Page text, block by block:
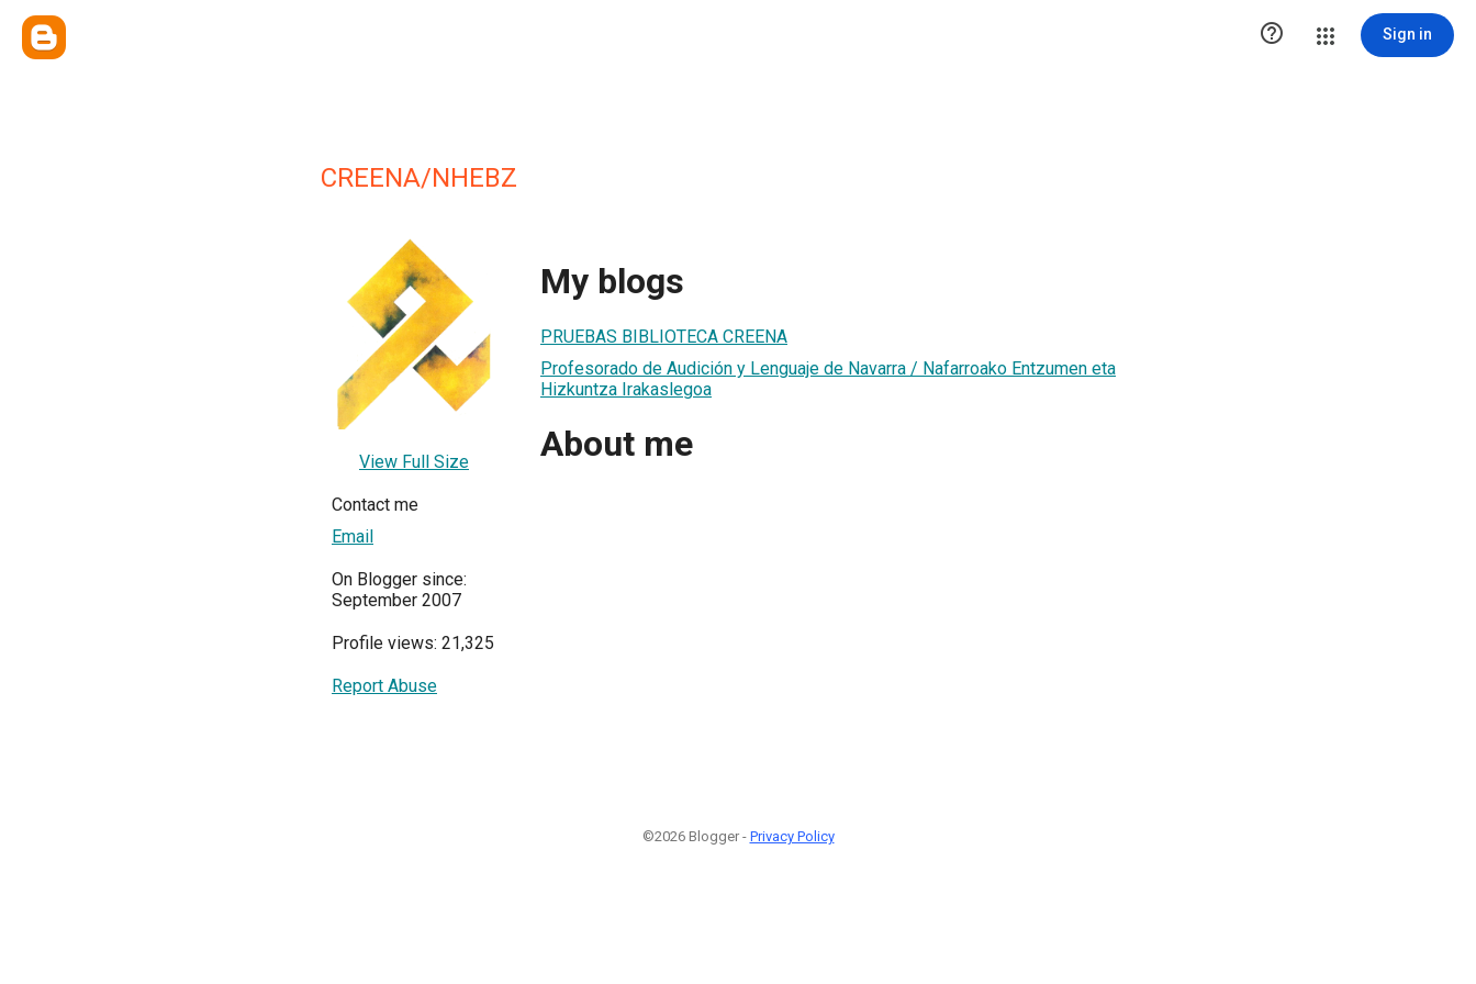
 Sign in
CREENA/NHEBZ
View Full Size
Contact me
Email
On Blogger since:
September 2007
Profile views: 21,325
Report Abuse
My blogs
PRUEBAS BIBLIOTECA CREENA
Profesorado de Audición y Lenguaje de Navarra / Nafarroako Entzumen eta
Hizkuntza Irakaslegoa
About me
©2026 Blogger - Privacy Policy